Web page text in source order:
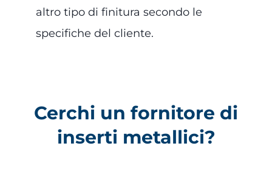
altro tipo di finitura secondo le
specifiche del cliente.
Cerchi un fornitore di
inserti metallici?